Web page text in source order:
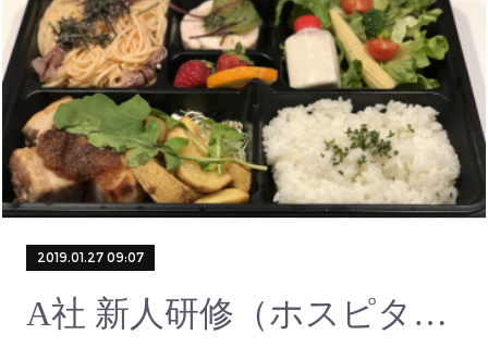
2019.01.27 09:07
A社 新人研修（ホスピタリティ研修）